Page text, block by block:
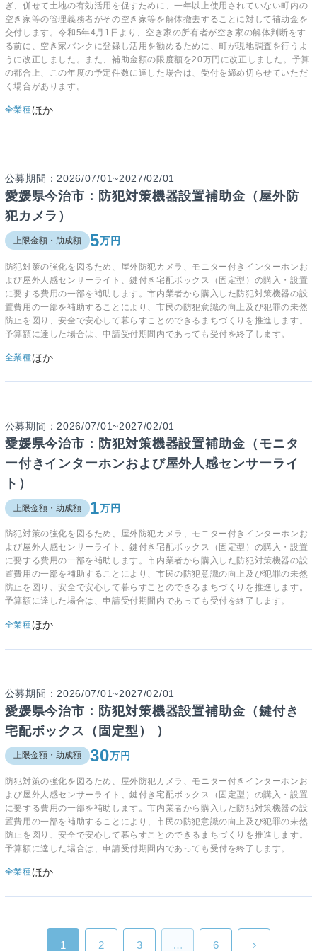
ぎ、併せて土地の有効活用を促すために、一年以上使用されていない町内の
空き家等の管理義務者がその空き家等を解体撤去することに対して補助金を
交付します。令和5年4月1日より、空き家の所有者が空き家の解体判断をす
る前に、空き家バンクに登録し活用を勧めるために、町が現地調査を行うよ
うに改正しました。また、補助金額の限度額を20万円に改正しました。予算
の都合上、この年度の予定件数に達した場合は、受付を締め切らせていただ
く場合があります。
全業種ほか
公募期間：2026/07/01~2027/02/01
愛媛県今治市：防犯対策機器設置補助金（屋外防
犯カメラ）
上限金額・助成額 5万円
防犯対策の強化を図るため、屋外防犯カメラ、モニター付きインターホンお
よび屋外人感センサーライト、鍵付き宅配ボックス（固定型）の購入・設置
に要する費用の一部を補助します。市内業者から購入した防犯対策機器の設
置費用の一部を補助することにより、市民の防犯意識の向上及び犯罪の未然
防止を図り、安全で安心して暮らすことのできるまちづくりを推進します。
予算額に達した場合は、申請受付期間内であっても受付を終了します。
全業種ほか
公募期間：2026/07/01~2027/02/01
愛媛県今治市：防犯対策機器設置補助金（モニタ
ー付きインターホンおよび屋外人感センサーライ
ト）
上限金額・助成額 1万円
防犯対策の強化を図るため、屋外防犯カメラ、モニター付きインターホンお
よび屋外人感センサーライト、鍵付き宅配ボックス（固定型）の購入・設置
に要する費用の一部を補助します。市内業者から購入した防犯対策機器の設
置費用の一部を補助することにより、市民の防犯意識の向上及び犯罪の未然
防止を図り、安全で安心して暮らすことのできるまちづくりを推進します。
予算額に達した場合は、申請受付期間内であっても受付を終了します。
全業種ほか
公募期間：2026/07/01~2027/02/01
愛媛県今治市：防犯対策機器設置補助金（鍵付き
宅配ボックス（固定型） ）
上限金額・助成額 30万円
防犯対策の強化を図るため、屋外防犯カメラ、モニター付きインターホンお
よび屋外人感センサーライト、鍵付き宅配ボックス（固定型）の購入・設置
に要する費用の一部を補助します。市内業者から購入した防犯対策機器の設
置費用の一部を補助することにより、市民の防犯意識の向上及び犯罪の未然
防止を図り、安全で安心して暮らすことのできるまちづくりを推進します。
予算額に達した場合は、申請受付期間内であっても受付を終了します。
全業種ほか
1 2 3 … 6